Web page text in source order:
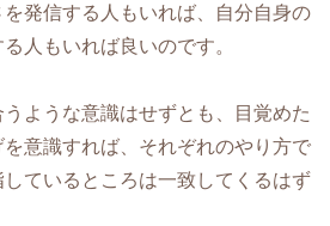
発信する人もいれば、自分自身の
人もいれば良いのです。
ような意識はせずとも、目覚めた
を意識すれば、それぞれのやり方で
ているところは一致してくるはず